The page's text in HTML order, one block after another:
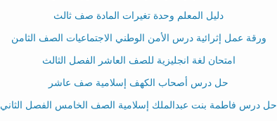
دليل المعلم وحدة تغيرات المادة صف ثالث
ورقة عمل إثرائية درس الأمن الوطني الاجتماعيات الصف الثامن
امتحان لغة انجليزية للصف العاشر الفصل الثالث
حل درس أصحاب الكهف إسلامية صف عاشر
حل درس فاطمة بنت عبدالملك إسلامية الصف الخامس الفصل الثاني